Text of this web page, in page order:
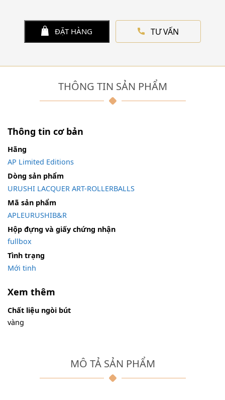
ĐẶT HÀNG TƯ VẤN
MÔ TẢ SẢN PHẨM
THÔNG TIN SẢN PHẨM
Thông tin cơ bản
Hãng
AP Limited Editions
Dòng sản phẩm
URUSHI LACQUER ART-ROLLERBALLS
Mã sản phẩm
APLEURUSHIB&R
Hộp đựng và giấy chứng nhận
fullbox
Tình trạng
Mới tinh
Xem thêm
Chất liệu ngòi bút
vàng